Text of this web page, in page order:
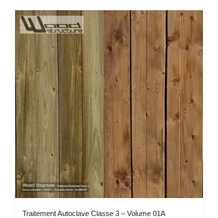
plusieurs
variations.
options
peuvent
être
choisies
sur
la
page
du
produit
Traitement Autoclave Classe 3 – Volume 01A